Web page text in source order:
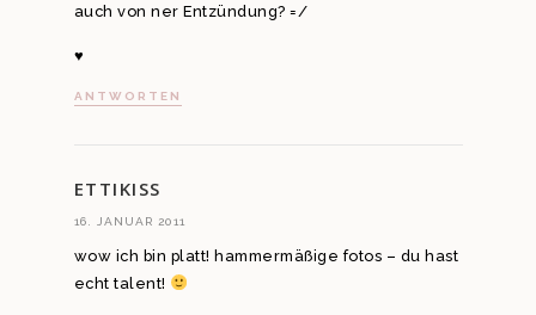
auch von ner Entzündung? =/
♥
ANTWORTEN
ETTIKISS
16. JANUAR 2011
wow ich bin platt! hammermäßige fotos – du hast
echt talent!